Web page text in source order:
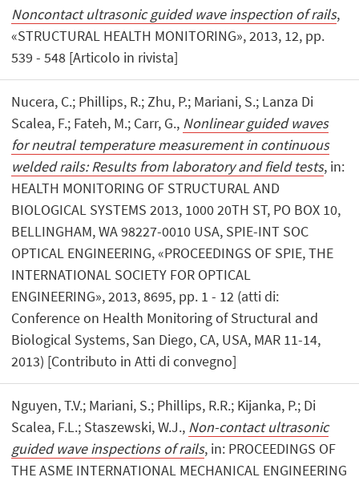
Noncontact ultrasonic guided wave inspection of rails,
«STRUCTURAL HEALTH MONITORING», 2013, 12, pp.
539 - 548 [Articolo in rivista]
Nucera, C.; Phillips, R.; Zhu, P.; Mariani, S.; Lanza Di
Scalea, F.; Fateh, M.; Carr, G., Nonlinear guided waves
for neutral temperature measurement in continuous
welded rails: Results from laboratory and field tests, in:
HEALTH MONITORING OF STRUCTURAL AND
BIOLOGICAL SYSTEMS 2013, 1000 20TH ST, PO BOX 10,
BELLINGHAM, WA 98227-0010 USA, SPIE-INT SOC
OPTICAL ENGINEERING, «PROCEEDINGS OF SPIE, THE
INTERNATIONAL SOCIETY FOR OPTICAL
ENGINEERING», 2013, 8695, pp. 1 - 12 (atti di:
Conference on Health Monitoring of Structural and
Biological Systems, San Diego, CA, USA, MAR 11-14,
2013) [Contributo in Atti di convegno]
Nguyen, T.V.; Mariani, S.; Phillips, R.R.; Kijanka, P.; Di
Scalea, F.L.; Staszewski, W.J., Non-contact ultrasonic
guided wave inspections of rails, in: PROCEEDINGS OF
THE ASME INTERNATIONAL MECHANICAL ENGINEERING